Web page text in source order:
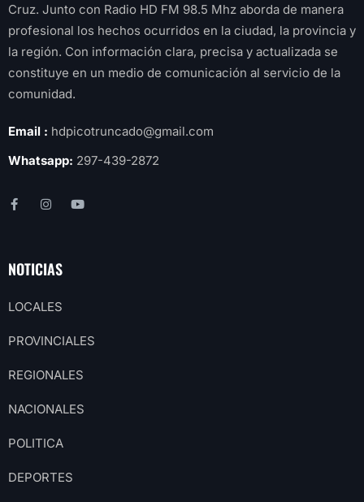
Cruz. Junto con Radio HD FM 98.5 Mhz aborda de manera
profesional los hechos ocurridos en la ciudad, la provincia y
la región. Con información clara, precisa y actualizada se
constituye en un medio de comunicación al servicio de la
comunidad.
Email : hdpicotruncado@gmail.com
Whatsapp: 297-439-2872
NOTICIAS
LOCALES
PROVINCIALES
REGIONALES
NACIONALES
POLITICA
DEPORTES